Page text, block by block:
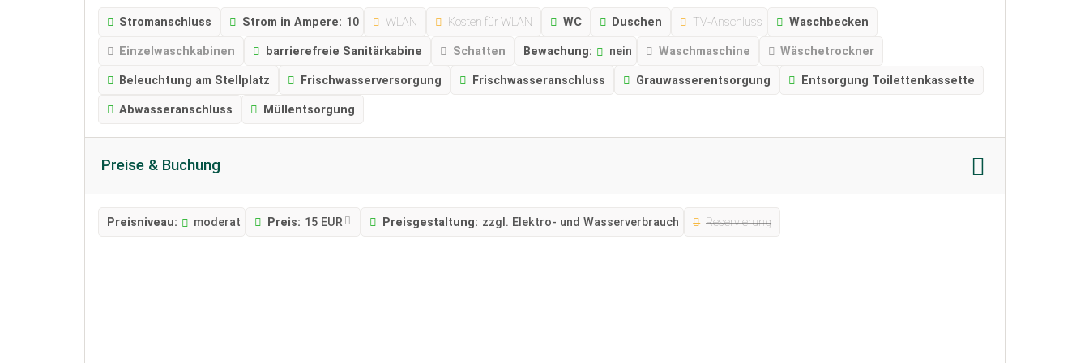
Stromanschluss Strom in Ampere: 10 WLAN Kosten für WLAN WC Duschen TV-Anschluss Waschbecken
Einzelwaschkabinen barrierefreie Sanitärkabine Schatten Bewachung: nein Waschmaschine Wäschetrockner
Beleuchtung am Stellplatz Frischwasserversorgung Frischwasseranschluss Grauwasserentsorgung Entsorgung Toilettenkassette
Abwasseranschluss Müllentsorgung
Preise & Buchung
Preisniveau: moderat Preis: 15 EUR Preisgestaltung: zzgl. Elektro- und Wasserverbrauch Reservierung